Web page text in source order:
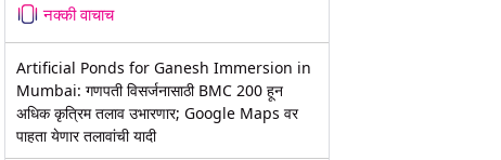
नक्की वाचाच
Artificial Ponds for Ganesh Immersion in
Mumbai: गणपती विसर्जनासाठी BMC 200 हून
अधिक कृत्रिम तलाव उभारणार; Google Maps वर
पाहता येणार तलावांची यादी